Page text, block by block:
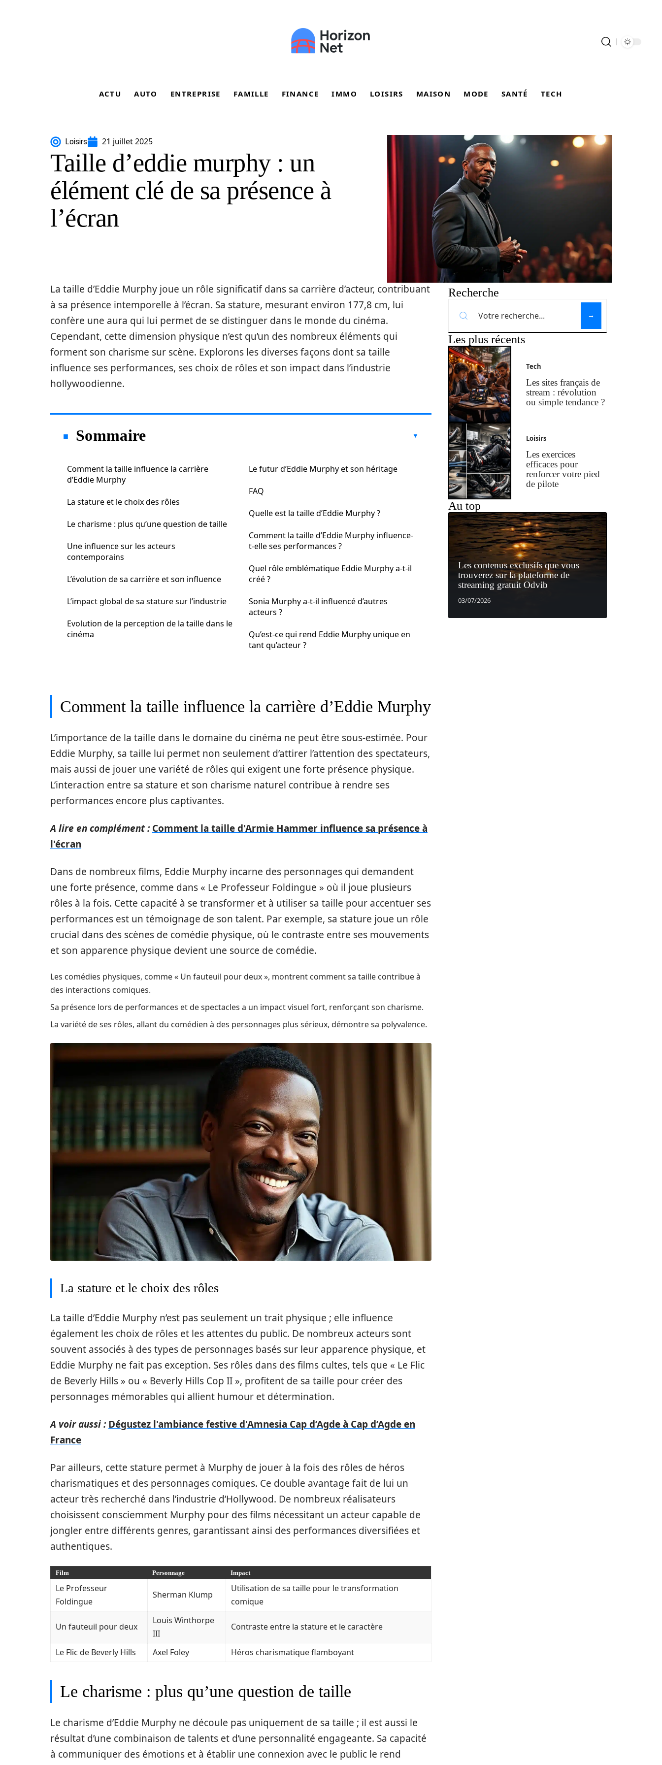
ACTU AUTO ENTREPRISE FAMILLE FINANCE IMMO LOISIRS MAISON MODE SANTÉ TECH
Loisirs 21 juillet 2025
Taille d’eddie murphy : un
élément clé de sa présence à
l’écran
La taille d’Eddie Murphy joue un rôle significatif dans sa carrière d’acteur, contribuant
à sa présence intemporelle à l’écran. Sa stature, mesurant environ 177,8 cm, lui
confère une aura qui lui permet de se distinguer dans le monde du cinéma.
Cependant, cette dimension physique n’est qu’un des nombreux éléments qui
forment son charisme sur scène. Explorons les diverses façons dont sa taille
influence ses performances, ses choix de rôles et son impact dans l’industrie
hollywoodienne.
Sommaire
Comment la taille influence la carrière
d’Eddie Murphy
La stature et le choix des rôles
Le charisme : plus qu’une question de taille
Une influence sur les acteurs
contemporains
L’évolution de sa carrière et son influence
L’impact global de sa stature sur l’industrie
Evolution de la perception de la taille dans le
cinéma
Le futur d’Eddie Murphy et son héritage
FAQ
Quelle est la taille d’Eddie Murphy ?
Comment la taille d’Eddie Murphy influence-
t-elle ses performances ?
Quel rôle emblématique Eddie Murphy a-t-il
créé ?
Sonia Murphy a-t-il influencé d’autres
acteurs ?
Qu’est-ce qui rend Eddie Murphy unique en
tant qu’acteur ?
Comment la taille influence la carrière d’Eddie Murphy
L’importance de la taille dans le domaine du cinéma ne peut être sous-estimée. Pour
Eddie Murphy, sa taille lui permet non seulement d’attirer l’attention des spectateurs,
mais aussi de jouer une variété de rôles qui exigent une forte présence physique.
L’interaction entre sa stature et son charisme naturel contribue à rendre ses
performances encore plus captivantes.
A lire en complément : Comment la taille d'Armie Hammer influence sa présence à
l'écran
Dans de nombreux films, Eddie Murphy incarne des personnages qui demandent
une forte présence, comme dans « Le Professeur Foldingue » où il joue plusieurs
rôles à la fois. Cette capacité à se transformer et à utiliser sa taille pour accentuer ses
performances est un témoignage de son talent. Par exemple, sa stature joue un rôle
crucial dans des scènes de comédie physique, où le contraste entre ses mouvements
et son apparence physique devient une source de comédie.
Les comédies physiques, comme « Un fauteuil pour deux », montrent comment sa taille contribue à
des interactions comiques.
Sa présence lors de performances et de spectacles a un impact visuel fort, renforçant son charisme.
La variété de ses rôles, allant du comédien à des personnages plus sérieux, démontre sa polyvalence.
La stature et le choix des rôles
La taille d’Eddie Murphy n’est pas seulement un trait physique ; elle influence
également les choix de rôles et les attentes du public. De nombreux acteurs sont
souvent associés à des types de personnages basés sur leur apparence physique, et
Eddie Murphy ne fait pas exception. Ses rôles dans des films cultes, tels que « Le Flic
de Beverly Hills » ou « Beverly Hills Cop II », profitent de sa taille pour créer des
personnages mémorables qui allient humour et détermination.
A voir aussi : Dégustez l'ambiance festive d'Amnesia Cap d’Agde à Cap d’Agde en
France
Par ailleurs, cette stature permet à Murphy de jouer à la fois des rôles de héros
charismatiques et des personnages comiques. Ce double avantage fait de lui un
acteur très recherché dans l’industrie d’Hollywood. De nombreux réalisateurs
choisissent consciemment Murphy pour des films nécessitant un acteur capable de
jongler entre différents genres, garantissant ainsi des performances diversifiées et
authentiques.
Film Personnage Impact
Le Professeur
Foldingue
Sherman Klump
Utilisation de sa taille pour le transformation
comique
Un fauteuil pour deux
Louis Winthorpe
III
Contraste entre la stature et le caractère
Le Flic de Beverly Hills Axel Foley Héros charismatique flamboyant
Le charisme : plus qu’une question de taille
Le charisme d’Eddie Murphy ne découle pas uniquement de sa taille ; il est aussi le
résultat d’une combinaison de talents et d’une personnalité engageante. Sa capacité
à communiquer des émotions et à établir une connexion avec le public le rend
Recherche
Les plus récents
Tech
Les sites français de
stream : révolution
ou simple tendance ?
Loisirs
Les exercices
efficaces pour
renforcer votre pied
de pilote
Au top
Les contenus exclusifs que vous
trouverez sur la plateforme de
streaming gratuit Odvib
03/07/2026